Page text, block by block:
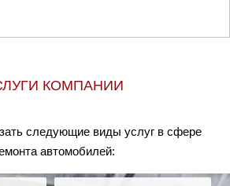
КОМПАНИИ
следующие виды услуг в сфере
автомобилей: